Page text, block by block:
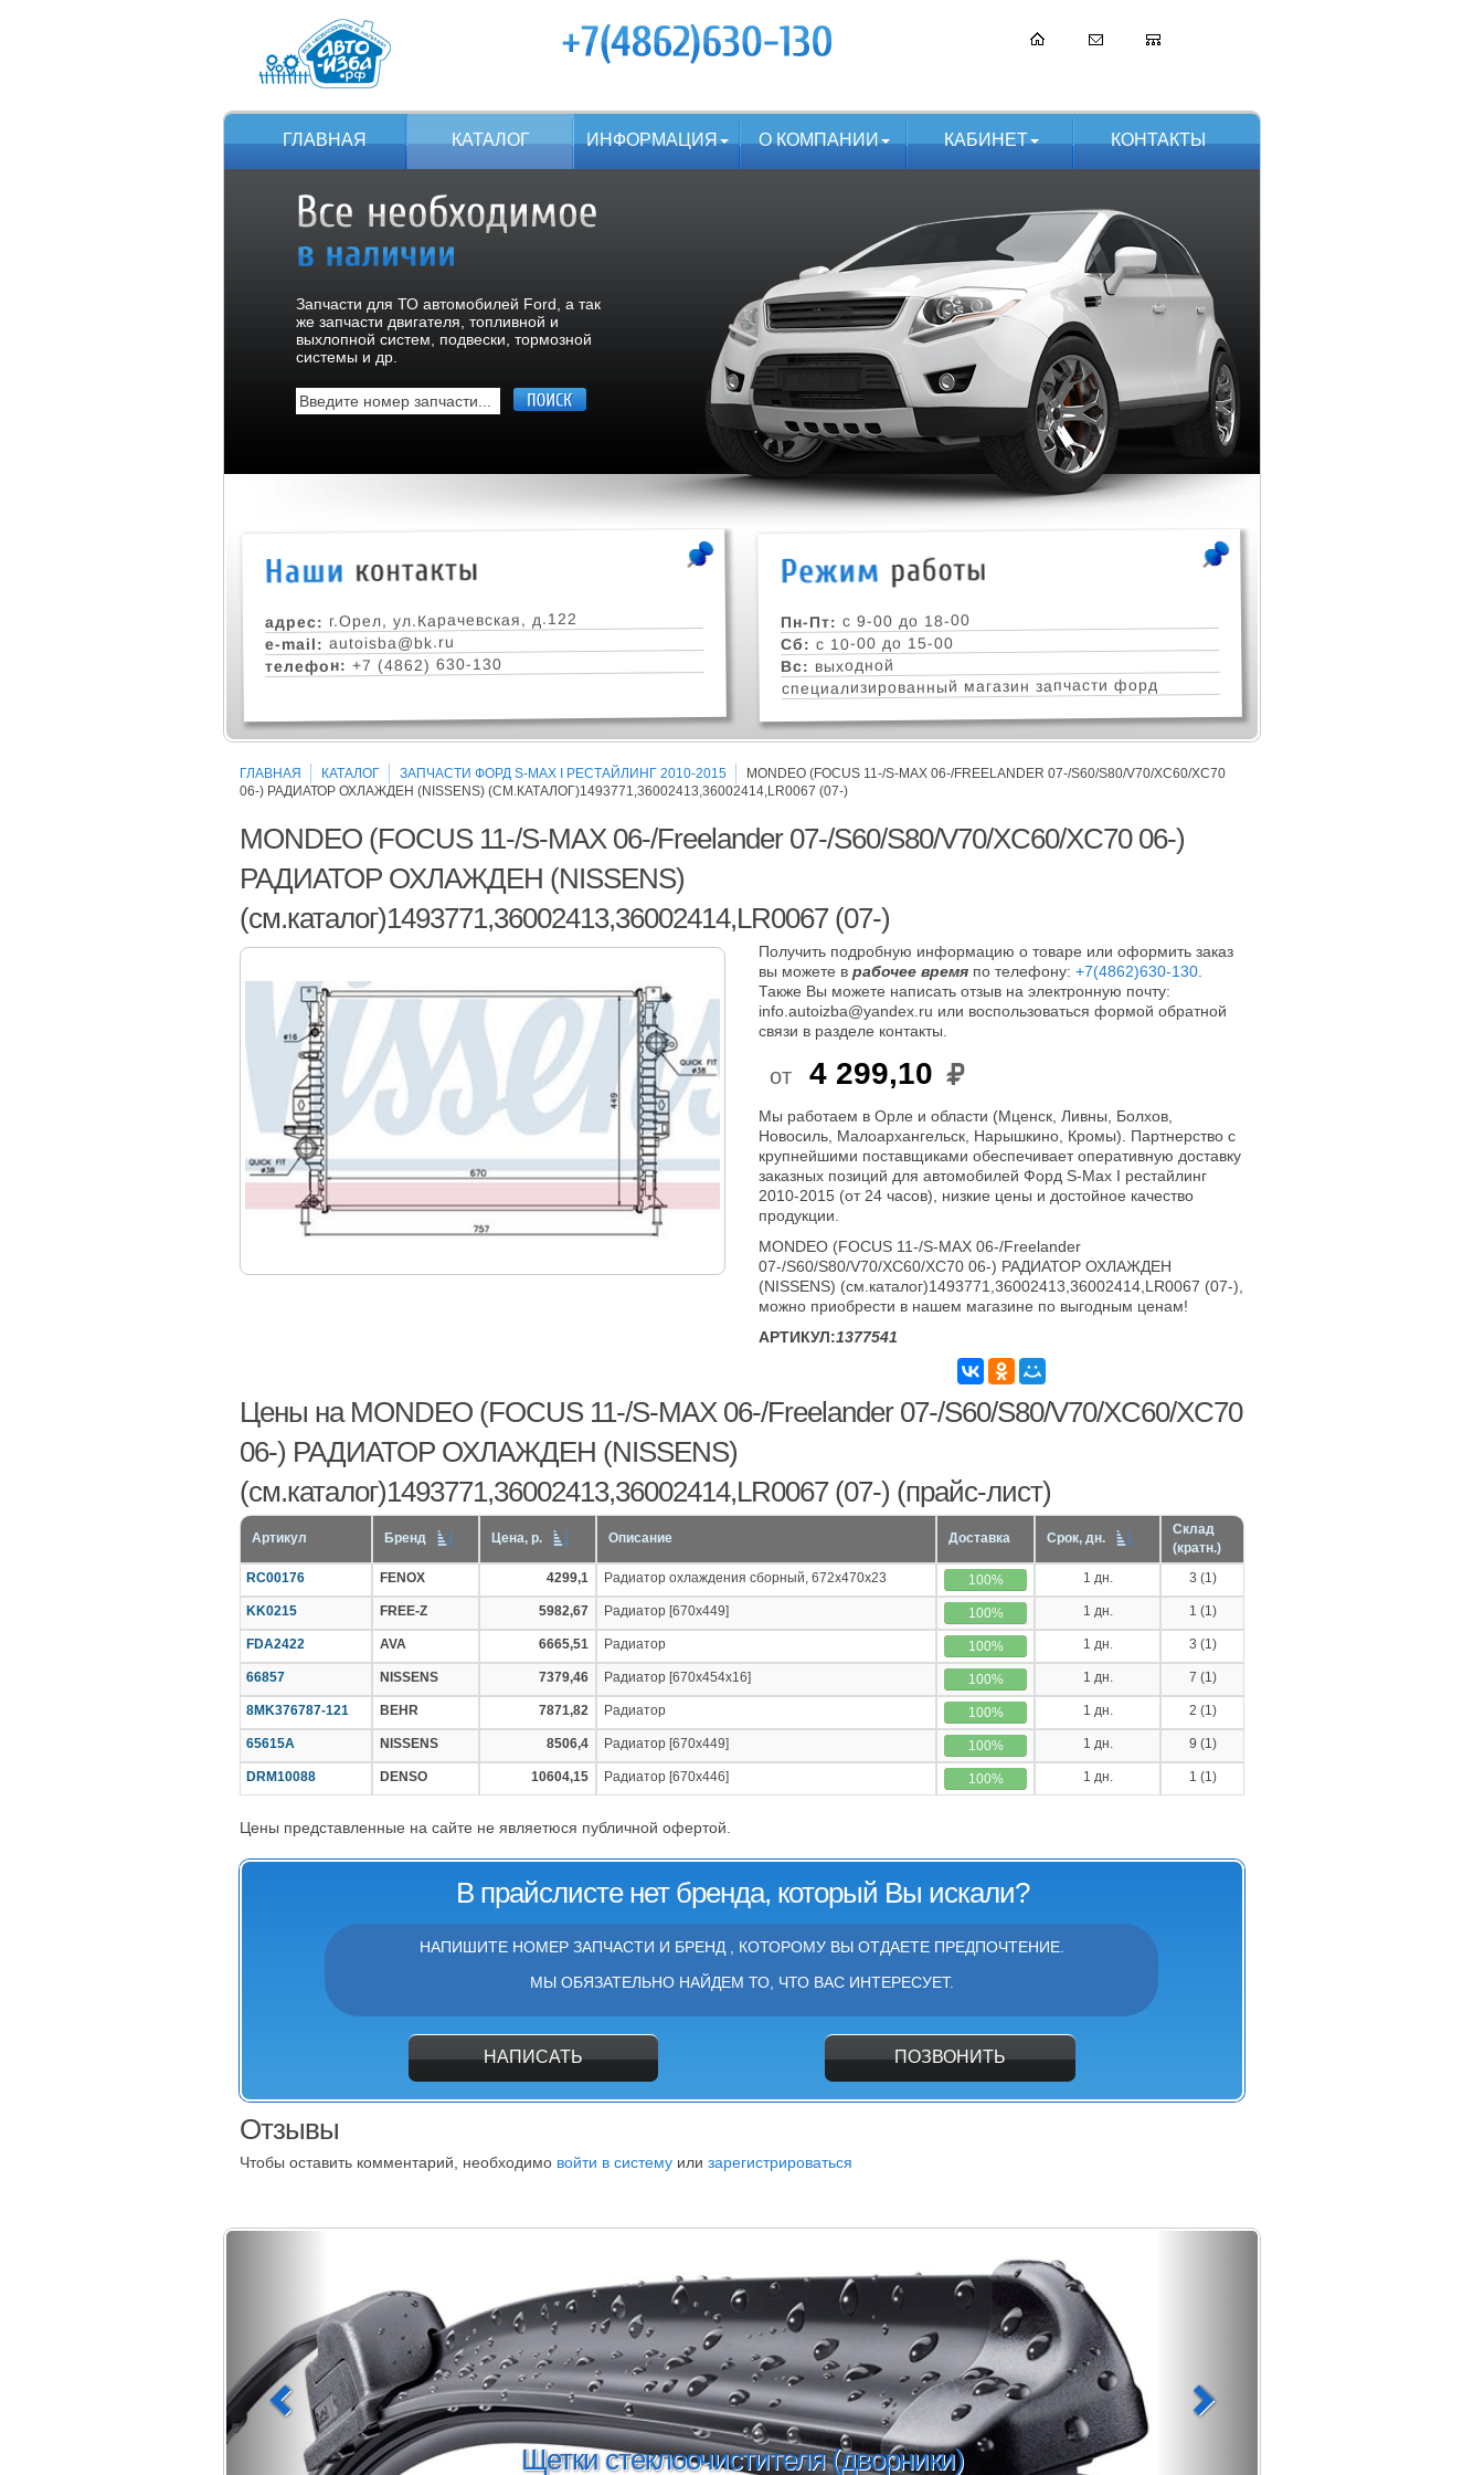
ГЛАВНАЯ КАТАЛОГ ИНФОРМАЦИЯ О КОМПАНИИ КАБИНЕТ КОНТАКТЫ
Запчасти для ТО автомобилей Ford, а так
же запчасти двигателя, топливной и
выхлопной систем, подвески, тормозной
системы и др.
адрес: г.Орел, ул.Карачевская, д.122
e-mail: autoisba@bk.ru
телефон: +7 (4862) 630-130
Пн-Пт: с 9-00 до 18-00
Сб: с 10-00 до 15-00
Вс: выходной
специализированный магазин запчасти форд
ГЛАВНАЯ КАТАЛОГ ЗАПЧАСТИ ФОРД S-MAX I РЕСТАЙЛИНГ 2010-2015
MONDEO (FOCUS 11-/S-MAX 06-/FREELANDER 07-/S60/S80/V70/XC60/XC70
06-) РАДИАТОР ОХЛАЖДЕН (NISSENS) (СМ.КАТАЛОГ)1493771,36002413,36002414,LR0067 (07-)
MONDEO (FOCUS 11-/S-MAX 06-/Freelander 07-/S60/S80/V70/XC60/XC70 06-)
РАДИАТОР ОХЛАЖДЕН (NISSENS)
(см.каталог)1493771,36002413,36002414,LR0067 (07-)
Получить подробную информацию о товаре или оформить заказ
вы можете в рабочее время по телефону: +7(4862)630-130
Также Вы можете написать отзыв на электронную почту:
info.autoizba@yandex.ru или воспользоваться формой обратной
связи в разделе контакты.
от 4 299,10
Мы работаем в Орле и области (Мценск, Ливны, Болхов,
Новосиль, Малоархангельск, Нарышкино, Кромы). Партнерство с
крупнейшими поставщиками обеспечивает оперативную доставку
заказных позиций для автомобилей Форд S-Max I рестайлинг
2010-2015 (от 24 часов), низкие цены и достойное качество
продукции.
MONDEO (FOCUS 11-/S-MAX 06-/Freelander
07-/S60/S80/V70/XC60/XC70 06-) РАДИАТОР ОХЛАЖДЕН
(NISSENS) (см.каталог)1493771,36002413,36002414,LR0067 (07-),
можно приобрести в нашем магазине по выгодным ценам!
АРТИКУЛ:1377541
Цены на MONDEO (FOCUS 11-/S-MAX 06-/Freelander 07-/S60/S80/V70/XC60/XC70
06-) РАДИАТОР ОХЛАЖДЕН (NISSENS)
(см.каталог)1493771,36002413,36002414,LR0067 (07-) (прайс-лист)
Артикул Бренд Цена, р. Описание Доставка Срок, дн.
Склад
(кратн.)
RC00176
FENOX 4299,1 Радиатор охлаждения сборный, 672x470x23 100% 1 дн. 3 (1)
KK0215 FREE-Z 5982,67 Радиатор [670х449] 100% 1 дн. 1 (1)
FDA2422 AVA 6665,51 Радиатор 100% 1 дн. 3 (1)
66857 NISSENS 7379,46 Радиатор [670x454x16] 100% 1 дн. 7 (1)
8MK376787-121 BEHR 7871,82 Радиатор 100% 1 дн. 2 (1)
65615A NISSENS 8506,4 Радиатор [670х449] 100% 1 дн. 9 (1)
DRM10088 DENSO 10604,15 Радиатор [670x446] 100% 1 дн. 1 (1)
Цены представленные на сайте не являетюся публичной офертой.
В прайслисте нет бренда, который Вы искали?
НАПИШИТЕ НОМЕР ЗАПЧАСТИ И БРЕНД , КОТОРОМУ ВЫ ОТДАЕТЕ ПРЕДПОЧТЕНИЕ.
МЫ ОБЯЗАТЕЛЬНО НАЙДЕМ ТО, ЧТО ВАС ИНТЕРЕСУЕТ.
НАПИСАТЬ ПОЗВОНИТЬ
Отзывы
Чтобы оставить комментарий, необходимо войти в систему или зарегистрироваться
Моторное масло Ford Formula